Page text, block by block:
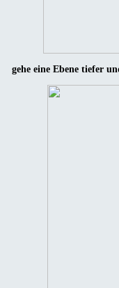
gehe eine Ebene tiefer